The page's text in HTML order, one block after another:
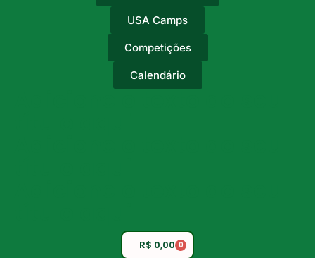
USA Camps
Competições
Calendário
Adicione o texto do seu
R$ 0,00 0